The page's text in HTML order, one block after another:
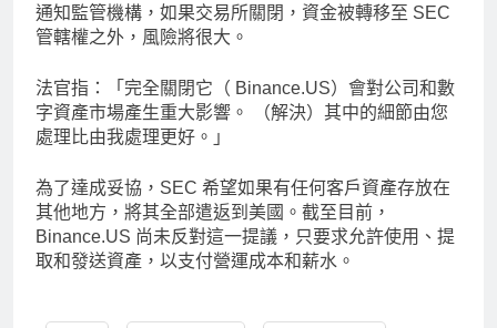
通知監管機構，如果交易所關閉，資金被轉移至 SEC
管轄權之外，風險將很大。
法官指：「完全關閉它（ Binance.US）會對公司和數
字資產市場產生重大影響。 （解決）其中的細節由您
處理比由我處理更好。」
為了達成妥協，SEC 希望如果有任何客戶資產存放在
其他地方，將其全部遣返到美國。截至目前，
Binance.US 尚未反對這一提議，只要求允許使用、提
取和發送資產，以支付營運成本和薪水。